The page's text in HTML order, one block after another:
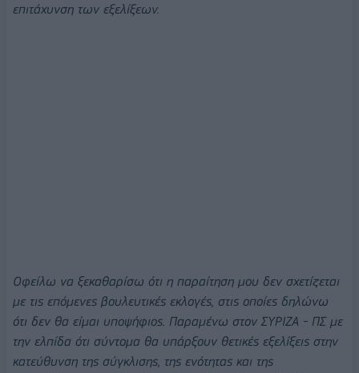
επιτάχυνση των εξελίξεων.
Οφείλω να ξεκαθαρίσω ότι η παραίτηση μου δεν σχετίζεται
με τις επόμενες βουλευτικές εκλογές, στις οποίες δηλώνω
ότι δεν θα είμαι υποψήφιος. Παραμένω στον ΣΥΡΙΖΑ - ΠΣ με
την ελπίδα ότι σύντομα θα υπάρξουν θετικές εξελίξεις στην
κατεύθυνση της σύγκλισης, της ενότητας και της